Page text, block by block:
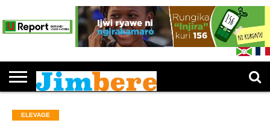
PUBLICATIONS
DOSSIERS
MUKENYEZI
RY’ABANA
JIMBERE
ELEVAGE